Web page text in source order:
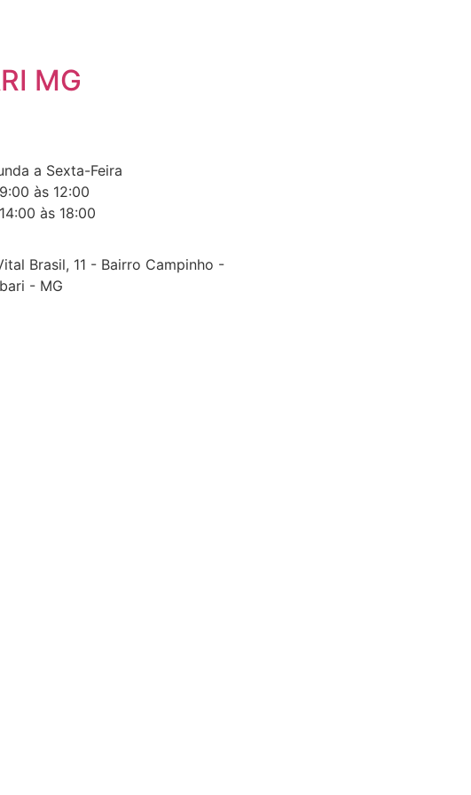
MG
a Sexta-Feira
às 12:00
às 18:00
Brasil, 11 - Bairro Campinho -
- MG